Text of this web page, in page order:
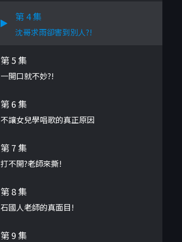
第 4 集
沈哥求雨卻害到別人?!
第 5 集
一開口就不妙?!
第 6 集
不讓女兒學唱歌的真正原因
第 7 集
打不開?老師來撕!
第 8 集
石國人老師的真面目!
第 9 集